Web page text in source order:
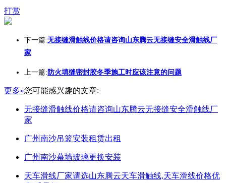
打赏
下一篇:无接缝滑触线价格请咨询山东腾云无接缝安全滑触线厂
家
上一篇: 防火填缝密封胶冬季施工时应该注意的问题
更多»您可能感兴趣的文章:
无接缝滑触线价格请咨询山东腾云无接缝安全滑触线厂
家
广州南沙吊篮安装租赁出租
广州南沙幕墙玻璃更换安装
天车滑线厂家请选山东腾云天车滑触线,天车滑线价格优